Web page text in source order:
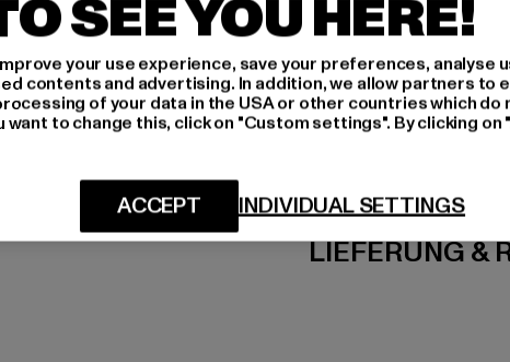
Hersteller:
Am Kapellhof 22 |
LIEFERUNG &
SEE YOU HERE!
your use experience, save your preferences, analyse
contents and advertising. In addition, we allow partners to
of your data in the USA or other countries which do
to change this, click on "Custom settings". By clicking
INDIVIDUAL SETTINGS
ACCEPT